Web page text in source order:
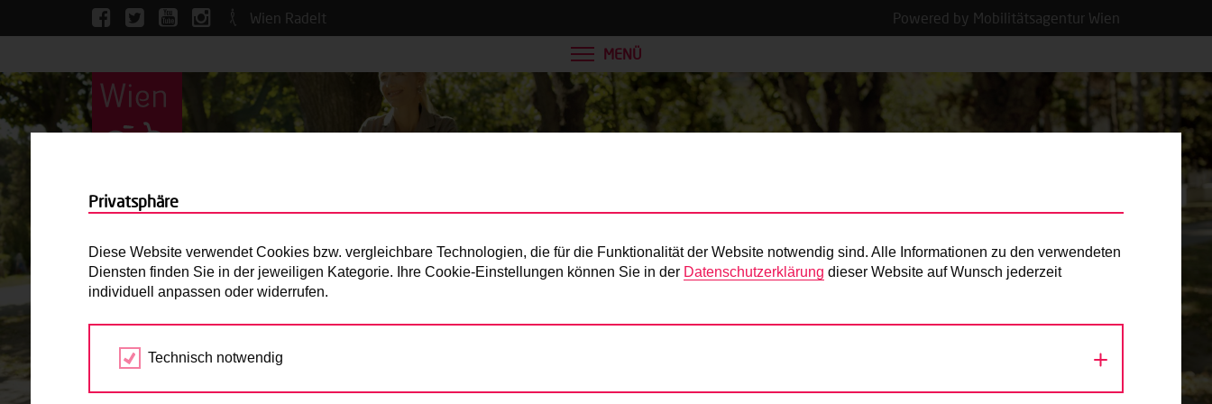
Wien Radelt Powered by Mobilitätsagentur Wien
MENÜ
Presse
Privatsphäre
Diese Website verwendet Cookies bzw. vergleichbare Technologien, die für die Funktionalität der Website notwendig sind. Alle Informationen zu den verwendeten
Diensten finden Sie in der jeweiligen Kategorie. Ihre Cookie-Einstellungen können Sie in der Datenschutzerklärung dieser Website auf Wunsch jederzeit
individuell anpassen oder widerrufen.
Technisch notwendig